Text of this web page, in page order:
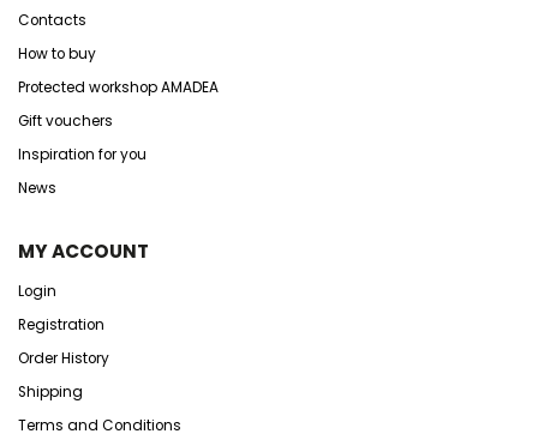
Contacts
How to buy
Protected workshop AMADEA
Gift vouchers
Inspiration for you
News
MY ACCOUNT
Login
Registration
Order History
Shipping
Terms and Conditions